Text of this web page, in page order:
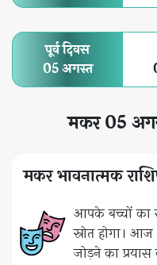
पूर्व दिवस
05 अगस्त
मकर 05
मकर भावनात्मक
आपके बच्चों का
स्रोत होगा।
जोड़ने का